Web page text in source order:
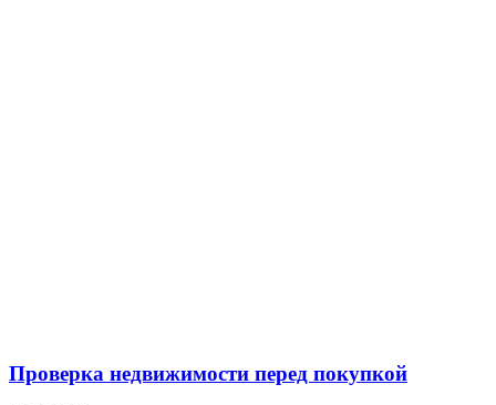
Проверка недвижимости перед покупкой